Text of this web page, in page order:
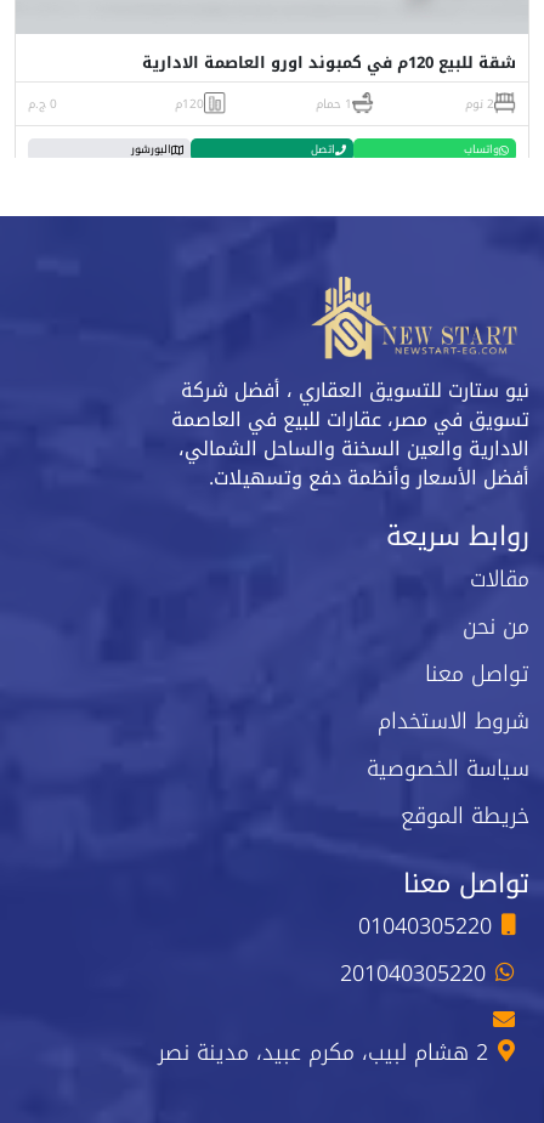
شقة للبيع 120م في كمبوند اورو العاصمة الادارية
2 نوم 1 حمام 120م 0 ج.م
واتساب اتصل البورشور
نيو ستارت للتسويق العقاري ، أفضل شركة
تسويق في مصر، عقارات للبيع في العاصمة
الادارية والعين السخنة والساحل الشمالي،
أفضل الأسعار وأنظمة دفع وتسهيلات.
روابط سريعة
مقالات
من نحن
تواصل معنا
شروط الاستخدام
سياسة الخصوصية
خريطة الموقع
تواصل معنا
01040305220
201040305220
2 هشام لبيب، مكرم عبيد، مدينة نصر